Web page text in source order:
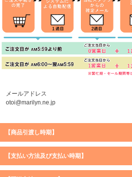
メールアドレス
otoi@marilyn.ne.jp
【商品引渡し時期】
【支払い方法及び支払い時期】